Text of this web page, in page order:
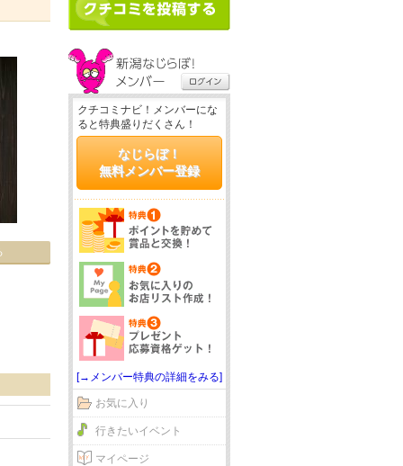
クチコミナビ！メンバーにな
ると特典盛りだくさん！
なじらぼ！
無料メンバー登録
[→メンバー特典の詳細をみる]
お気に入り
行きたいイベント
マイページ